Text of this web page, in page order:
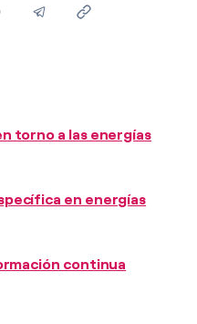
torno a las energías
en energías
continua